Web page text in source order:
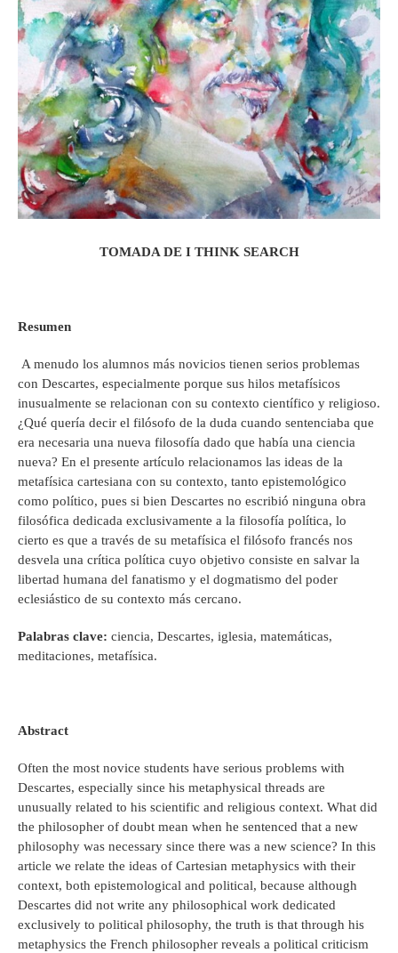
TOMADA DE I THINK SEARCH
Resumen
A menudo los alumnos más novicios tienen serios problemas
con Descartes, especialmente porque sus hilos metafísicos
inusualmente se relacionan con su contexto científico y religioso.
¿Qué quería decir el filósofo de la duda cuando sentenciaba que
era necesaria una nueva filosofía dado que había una ciencia
nueva? En el presente artículo relacionamos las ideas de la
metafísica cartesiana con su contexto, tanto epistemológico
como político, pues si bien Descartes no escribió ninguna obra
filosófica dedicada exclusivamente a la filosofía política, lo
cierto es que a través de su metafísica el filósofo francés nos
desvela una crítica política cuyo objetivo consiste en salvar la
libertad humana del fanatismo y el dogmatismo del poder
eclesiástico de su contexto más cercano.
Palabras clave: ciencia, Descartes, iglesia, matemáticas,
meditaciones, metafísica.
Abstract
Often the most novice students have serious problems with
Descartes, especially since his metaphysical threads are
unusually related to his scientific and religious context. What did
the philosopher of doubt mean when he sentenced that a new
philosophy was necessary since there was a new science? In this
article we relate the ideas of Cartesian metaphysics with their
context, both epistemological and political, because although
Descartes did not write any philosophical work dedicated
exclusively to political philosophy, the truth is that through his
metaphysics the French philosopher reveals a political criticism